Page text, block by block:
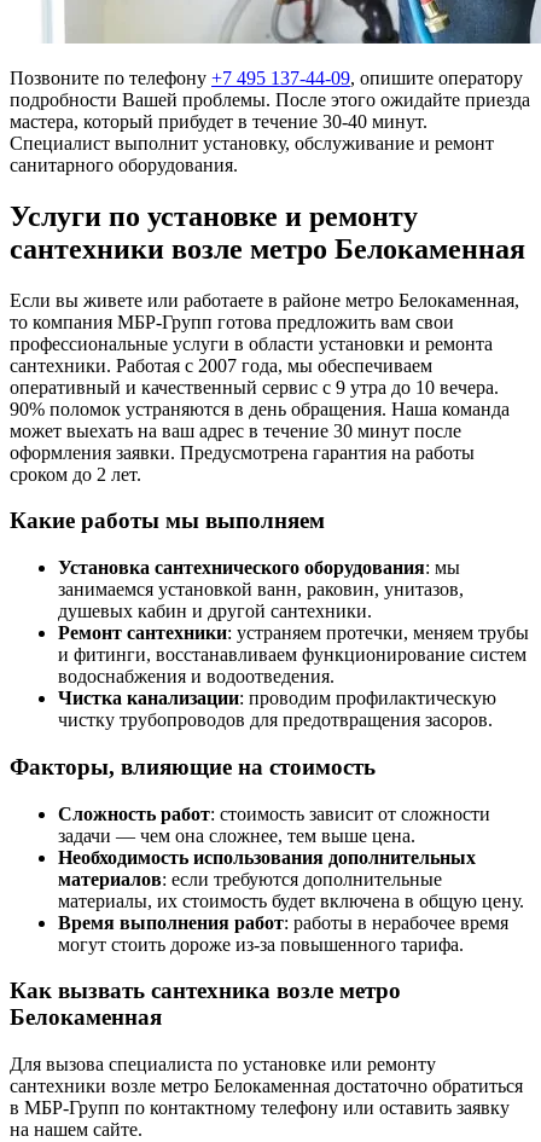
Позвоните по телефону +7 495 137-44-09, опишите оператору
подробности Вашей проблемы. После этого ожидайте приезда
мастера, который прибудет в течение 30-40 минут.
Специалист выполнит установку, обслуживание и ремонт
санитарного оборудования.
Услуги по установке и ремонту
сантехники возле метро Белокаменная
Если вы живете или работаете в районе метро Белокаменная,
то компания МБР-Групп готова предложить вам свои
профессиональные услуги в области установки и ремонта
сантехники. Работая с 2007 года, мы обеспечиваем
оперативный и качественный сервис с 9 утра до 10 вечера.
90% поломок устраняются в день обращения. Наша команда
может выехать на ваш адрес в течение 30 минут после
оформления заявки. Предусмотрена гарантия на работы
сроком до 2 лет.
Какие работы мы выполняем
Установка сантехнического оборудования: мы
занимаемся установкой ванн, раковин, унитазов,
душевых кабин и другой сантехники.
Ремонт сантехники: устраняем протечки, меняем трубы
и фитинги, восстанавливаем функционирование систем
водоснабжения и водоотведения.
Чистка канализации: проводим профилактическую
чистку трубопроводов для предотвращения засоров.
Факторы, влияющие на стоимость
Сложность работ: стоимость зависит от сложности
задачи — чем она сложнее, тем выше цена.
Необходимость использования дополнительных
материалов: если требуются дополнительные
материалы, их стоимость будет включена в общую цену.
Время выполнения работ: работы в нерабочее время
могут стоить дороже из-за повышенного тарифа.
Как вызвать сантехника возле метро
Белокаменная
Для вызова специалиста по установке или ремонту
сантехники возле метро Белокаменная достаточно обратиться
в МБР-Групп по контактному телефону или оставить заявку
на нашем сайте.